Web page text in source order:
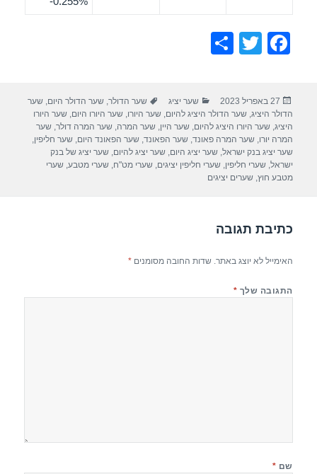
F
e
b
o
o
T
er
e
פורסם
בתאריך
27 באפריל 2023 קטגוריות
שער יציג תגיות
שער הדולר,שער הדולר היום,שער
הדולר היציג,שער הדולר היציג להיום,שער היורו,שער היורו היום,שער היורו
היציג,שער היורו היציג להיום,שער היין,שער המרה,שער המרה דולר,שער
המרה יורו,שער המרה פאונד,שער הפאונד,שער הפאונד היום,שער חליפין,
שער יציג בנק ישראל,שער יציג היום,שער יציג להיום,שער יציג של בנק
ישראל,שערי חליפין,שערי חליפין יציגים,שערי מט"ח,שערי מטבע,שערי
מטבע חוץ,שערים יציגים
כתיבת תגובה
האימייל לא יוצג באתר. שדות החובה מסומנים*
התגובה שלך *
שם *